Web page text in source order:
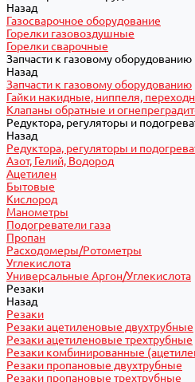
Назад
Газосварочное оборудование
Горелки газовоздушные
Горелки сварочные
Запчасти к газовому оборудованию
Назад
Запчасти к газовому оборудованию
Гайки накидные, ниппеля,
Клапаны обратные и
Редуктора, регуляторы и
Назад
Редуктора, регуляторы и
Азот, Гелий, Водород
Ацетилен
Бытовые
Кислород
Манометры
Подогреватели газа
Пропан
Расходомеры/Ротометры
Углекислота
Универсальные Аргон/Углекислота
Резаки
Назад
Резаки
Резаки ацетиленовые двухтрубные
Резаки ацетиленовые трехтрубные
Резаки комбинированные
Резаки пропановые двухтрубные
Резаки пропановые трехтрубные